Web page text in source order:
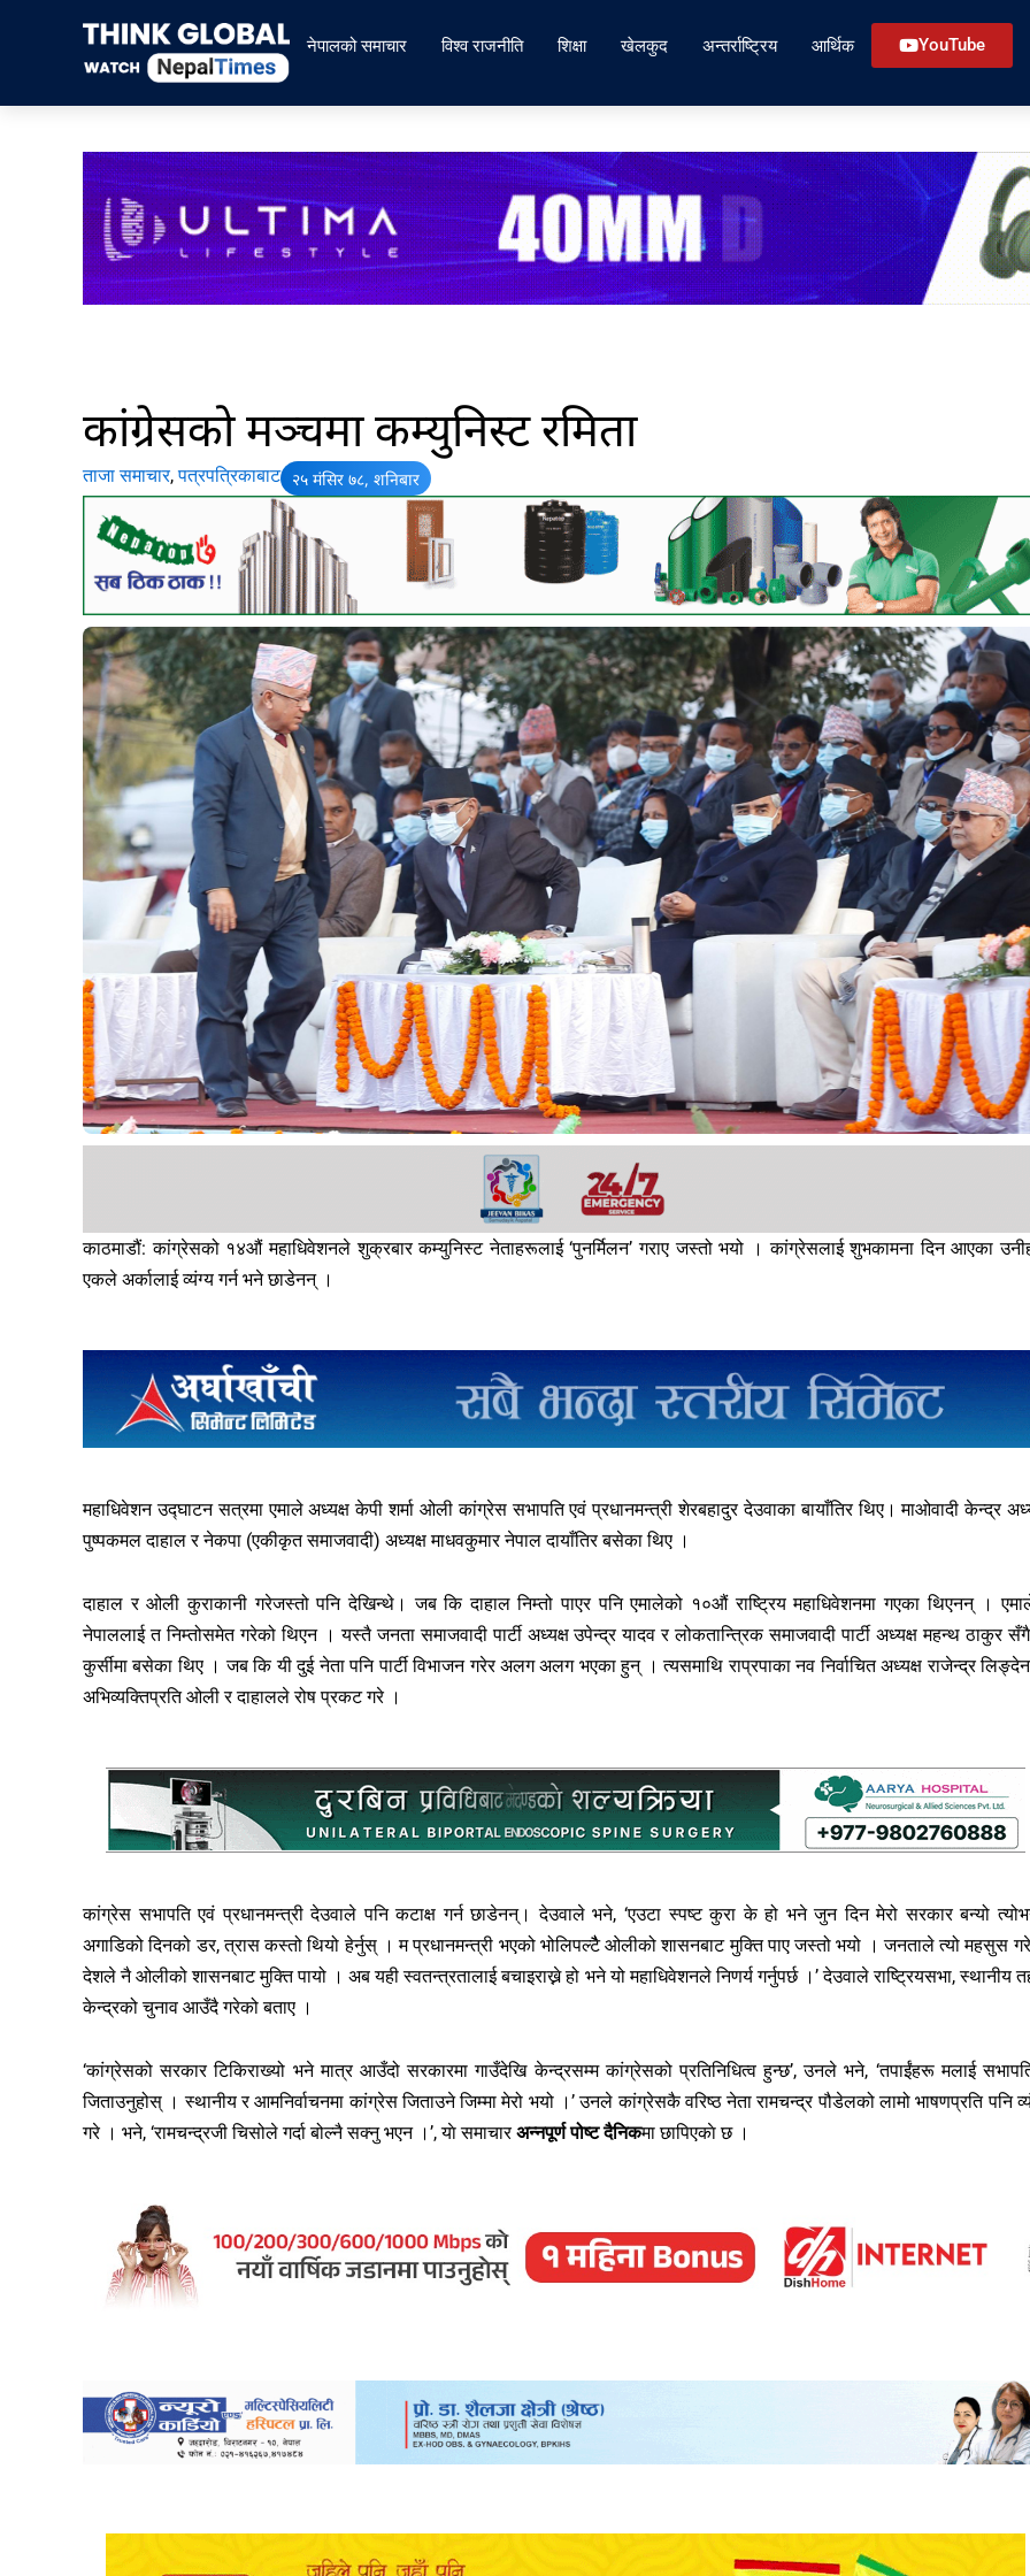
नेपालको समाचार विश्व राजनीति शिक्षा खेलकुद अन्तर्राष्ट्रिय आर्थिक YouTube
कांग्रेसको मञ्चमा कम्युनिस्ट रमिता
ताजा समाचार,पत्रपत्रिकाबाट २५ मंसिर ७८, शनिबार
काठमाडौं: कांग्रेसको १४औं महाधिवेशनले शुक्रबार कम्युनिस्ट नेताहरूलाई ‘पुनर्मिलन’ गराए जस्तो भयो । कांग्रेसलाई शुभकामना दिन आएका
एकले अर्कालाई व्यंग्य गर्न भने छाडेनन् ।
महाधिवेशन उद्घाटन सत्रमा एमाले अध्यक्ष केपी शर्मा ओली कांग्रेस सभापति एवं प्रधानमन्त्री शेरबहादुर देउवाका बायाँतिर थिए। माओवादी केन्द्र
पुष्पकमल दाहाल र नेकपा (एकीकृत समाजवादी) अध्यक्ष माधवकुमार नेपाल दायाँतिर बसेका थिए ।
दाहाल र ओली कुराकानी गरेजस्तो पनि देखिन्थे। जब कि दाहाल निम्तो पाएर पनि एमालेको १०औं राष्ट्रिय महाधिवेशनमा गएका थिएनन् ।
नेपाललाई त निम्तोसमेत गरेको थिएन । यस्तै जनता समाजवादी पार्टी अध्यक्ष उपेन्द्र यादव र लोकतान्त्रिक समाजवादी पार्टी अध्यक्ष महन्थ ठाकुर
कुर्सीमा बसेका थिए । जब कि यी दुई नेता पनि पार्टी विभाजन गरेर अलग अलग भएका हुन् । त्यसमाथि राप्रपाका नव निर्वाचित अध्यक्ष राजेन्द्र
अभिव्यक्तिप्रति ओली र दाहालले रोष प्रकट गरे ।
कांग्रेस सभापति एवं प्रधानमन्त्री देउवाले पनि कटाक्ष गर्न छाडेनन्। देउवाले भने, ‘एउटा स्पष्ट कुरा के हो भने जुन दिन मेरो सरकार बन्यो
अगाडिको दिनको डर, त्रास कस्तो थियो हेर्नुस् । म प्रधानमन्त्री भएको भोलिपल्टैै ओलीको शासनबाट मुक्ति पाए जस्तो भयो । जनताले त्यो महसुस
देशले नै ओलीको शासनबाट मुक्ति पायो । अब यही स्वतन्त्रतालाई बचाइराख्ने हो भने यो महाधिवेशनले निणर्य गर्नुपर्छ ।’ देउवाले राष्ट्रियसभा, स्थानीय
केन्द्रको चुनाव आउँदै गरेको बताए ।
‘कांग्रेसको सरकार टिकिराख्यो भने मात्र आउँदो सरकारमा गाउँदेखि केन्द्रसम्म कांग्रेसको प्रतिनिधित्व हुन्छ’, उनले भने, ‘तपाईंहरू मलाई
जिताउनुहोस् । स्थानीय र आमनिर्वाचनमा कांग्रेस जिताउने जिम्मा मेरो भयो ।’ उनले कांग्रेसकै वरिष्ठ नेता रामचन्द्र पौडेलको लामो भाषणप्रति पनि
गरे । भने, ‘रामचन्द्रजी चिसोले गर्दा बोल्नै सक्नु भएन ।’, याे समाचारअन्नपूर्ण पोष्ट दैनिकमा छापिएकाे छ ।